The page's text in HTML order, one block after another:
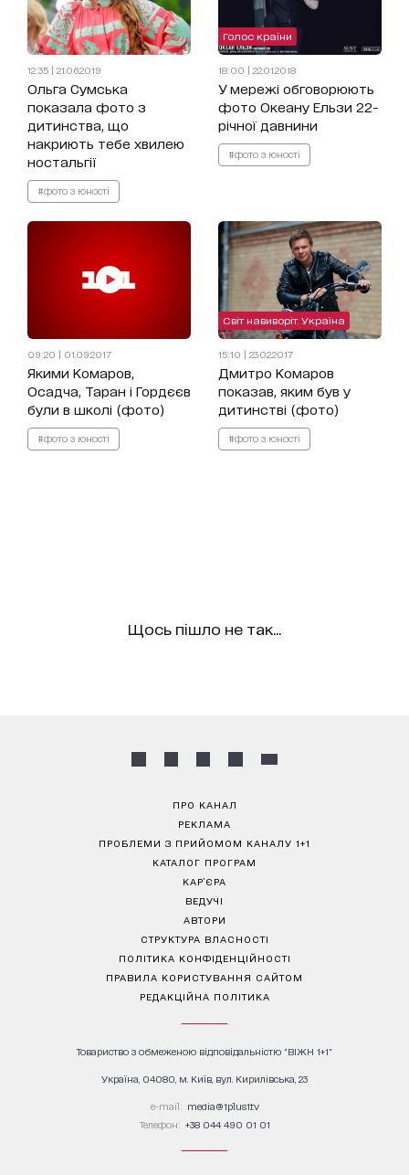
12:35 | 21.06.2019
Ольга Сумська
показала фото з
дитинства, що
накриють тебе хвилею
ностальгії
#фото з юності
Голос країни
18:00 | 22.01.2018
У мережі обговорюють
фото Океану Ельзи 22-
річної давнини
#фото з юності
09:20 | 01.09.2017
Якими Комаров,
Осадча, Таран і Гордєєв
були в школі (фото)
#фото з юності
Світ навиворіт. Україна
15:10 | 23.02.2017
Дмитро Комаров
показав, яким був у
дитинстві (фото)
#фото з юності
Щось пішло не так...
ПРО КАНАЛ
РЕКЛАМА
ПРОБЛЕМИ З ПРИЙОМОМ КАНАЛУ 1+1
КАТАЛОГ ПРОГРАМ
КАР’ЄРА
ВЕДУЧІ
АВТОРИ
СТРУКТУРА ВЛАСНОСТІ
ПОЛІТИКА КОНФІДЕНЦІЙНОСТІ
ПРАВИЛА КОРИСТУВАННЯ САЙТОМ
РЕДАКЦІЙНА ПОЛІТИКА
Товариство з обмеженою відповідальністю "ВІЖН 1+1"
Україна, 04080, м. Київ, вул. Кирилівська, 23
е-mail: media@1plus1.tv
Телефон: +38 044 490 01 01